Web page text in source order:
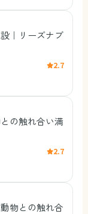
｜リーズナブ
2.7
の触れ合い満
2.7
物との触れ合